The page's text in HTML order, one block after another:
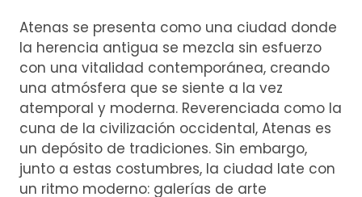
Atenas se presenta como una ciudad donde
la herencia antigua se mezcla sin esfuerzo
con una vitalidad contemporánea, creando
una atmósfera que se siente a la vez
atemporal y moderna. Reverenciada como la
cuna de la civilización occidental, Atenas es
un depósito de tradiciones. Sin embargo,
junto a estas costumbres, la ciudad late con
un ritmo moderno: galerías de arte